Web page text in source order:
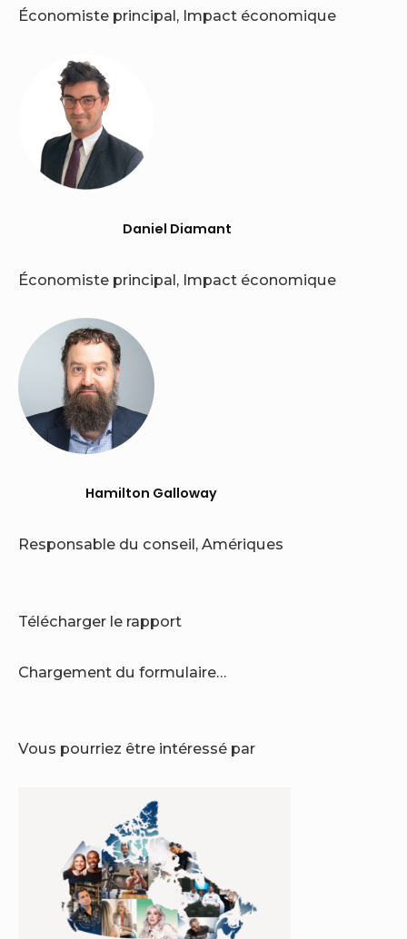
Économiste principal, Impact économique
Daniel Diamant
Économiste principal, Impact économique
Hamilton Galloway
Responsable du conseil, Amériques
Télécharger le rapport
Chargement du formulaire…
Vous pourriez être intéressé par